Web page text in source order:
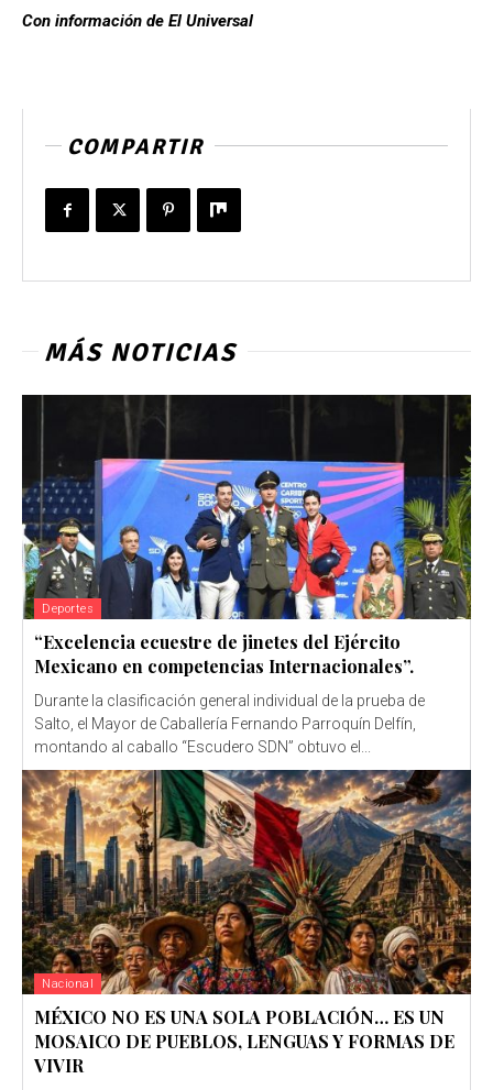
Con información de El Universal
COMPARTIR
MÁS NOTICIAS
Deportes
“Excelencia ecuestre de jinetes del Ejército
Mexicano en competencias Internacionales”.
Durante la clasificación general individual de la prueba de
Salto, el Mayor de Caballería Fernando Parroquín Delfín,
montando al caballo “Escudero SDN” obtuvo el...
Nacional
MÉXICO NO ES UNA SOLA POBLACIÓN… ES UN
MOSAICO DE PUEBLOS, LENGUAS Y FORMAS DE
VIVIR